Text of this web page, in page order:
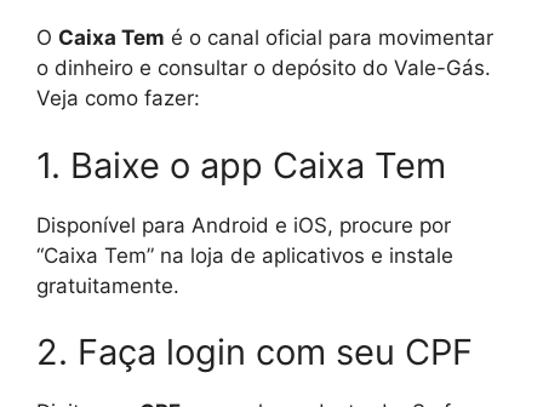
O Caixa Tem é o canal oficial para movimentar
o dinheiro e consultar o depósito do Vale-Gás.
Veja como fazer:
1. Baixe o app Caixa Tem
Disponível para Android e iOS, procure por
“Caixa Tem” na loja de aplicativos e instale
gratuitamente.
2. Faça login com seu CPF